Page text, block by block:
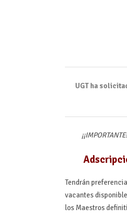
UGT ha
Tendrán
vacantes
los Maestros